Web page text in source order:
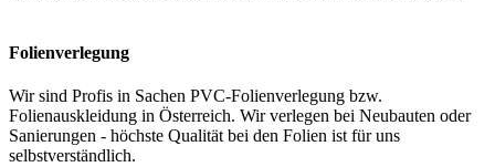
Folienverlegung
Wir sind Profis in Sachen PVC-Folienverlegung bzw.
Folienauskleidung in Österreich. Wir verlegen bei Neubauten oder
Sanierungen - höchste Qualität bei den Folien ist für uns
selbstverständlich.